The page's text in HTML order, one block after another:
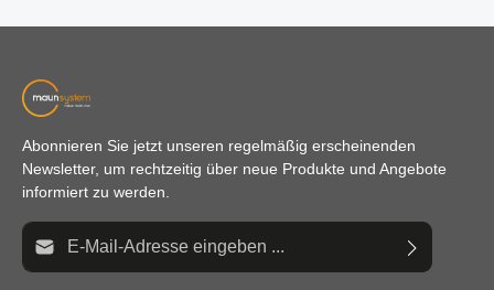
Abonnieren Sie jetzt unseren regelmäßig erscheinenden
Newsletter, um rechtzeitig über neue Produkte und Angebote
informiert zu werden.
E-Mail-Adresse*